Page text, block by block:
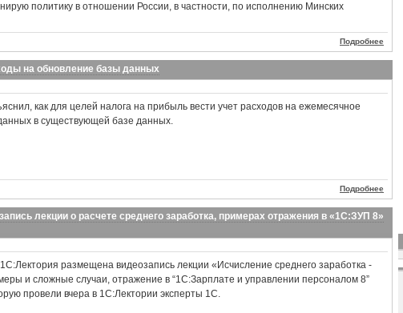
политику в отношении России, в частности, по исполнению Минских
Подробнее
на обновление базы данных
как для целей налога на прибыль вести учет расходов на ежемесячное
в существующей базе данных.
Подробнее
лекции о расчете среднего заработка, примерах отражения в «1С:ЗУП 8»
размещена видеозапись лекции «Исчисление среднего заработка -
и сложные случаи, отражение в “1С:Зарплате и управлении персоналом 8”
провели вчера в 1С:Лектории эксперты 1С.